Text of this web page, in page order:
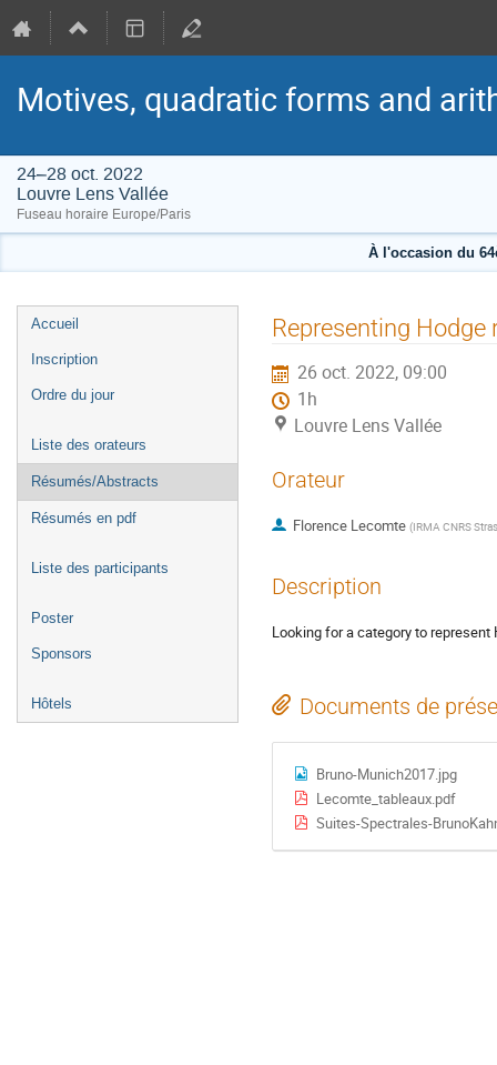
Motives, quadratic forms and
24–28 oct. 2022
Louvre Lens Vallée
Fuseau horaire Europe/Paris
À l'occasion du
Menu
de
Accueil
Inscription
Ordre du jour
Liste des orateurs
Résumés/Abstracts
Résumés en pdf
Liste des participants
Poster
Sponsors
Hôtels
Representing Hodge
26 oct. 2022, 09:00
1h
Louvre Lens Vallée
Orateur
Florence Lecomte (IRMA CNRS
Description
Looking for a category to
Documents de
Bruno-Munich2017.jpg
Lecomte_tableaux.pdf
Suites-Spectrales-